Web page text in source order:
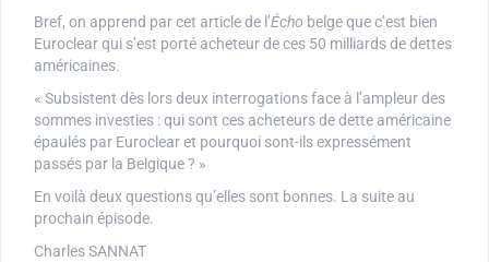
Bref, on apprend par cet article de l’Écho belge que c’est bien
Euroclear qui s’est porté acheteur de ces 50 milliards de dettes
américaines.
« Subsistent dès lors deux interrogations face à l’ampleur des
sommes investies : qui sont ces acheteurs de dette américaine
épaulés par Euroclear et pourquoi sont-ils expressément
passés par la Belgique ? »
En voilà deux questions qu’elles sont bonnes. La suite au
prochain épisode.
Charles SANNAT